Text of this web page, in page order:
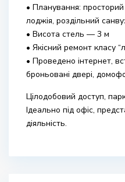
• Планування:
лоджія, роздільний
• Висота стель — 3 м
• Якісний ремонт класу
• Проведено інтернет,
броньовані двері,
Цілодобовий доступ,
Ідеально під офіс,
діяльність.